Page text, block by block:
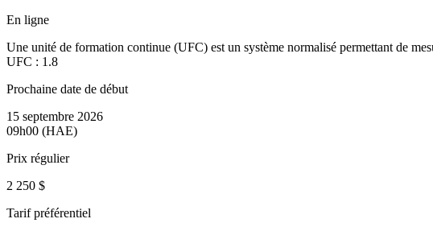
En ligne
Une unité de formation continue (UFC) est un système normalisé permettant de
UFC : 1.8
Prochaine date de début
15 septembre 2026
09h00 (HAE)
Prix régulier
2 250 $
Tarif préférentiel